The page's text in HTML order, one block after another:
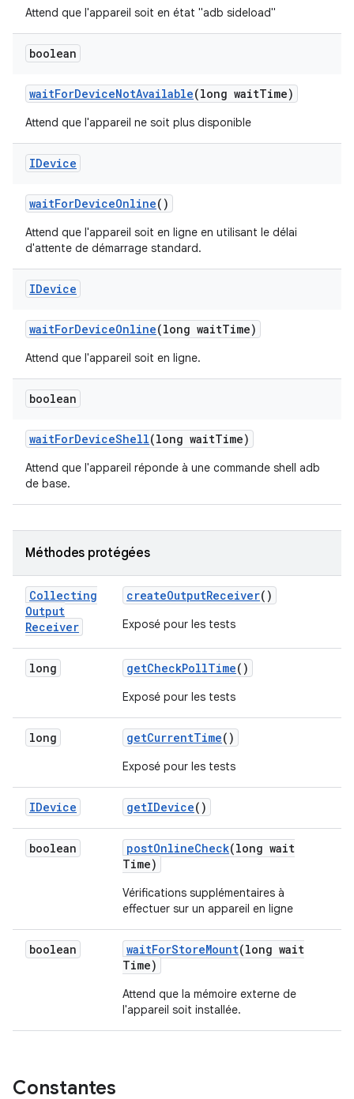
Attend que l'appareil soit en état "adb sideload"
boolean
waitForDeviceNotAvailable(long waitTime)
Attend que l'appareil ne soit plus disponible
IDevice
waitForDeviceOnline()
Attend que l'appareil soit en ligne en utilisant le délai
d'attente de démarrage standard.
IDevice
waitForDeviceOnline(long waitTime)
Attend que l'appareil soit en ligne.
boolean
waitForDeviceShell(long waitTime)
Attend que l'appareil réponde à une commande shell adb
de base.
Méthodes protégées
Collecting
Output
Receiver
createOutputReceiver()
Exposé pour les tests
long getCheckPollTime()
Exposé pour les tests
long getCurrentTime()
Exposé pour les tests
IDevice getIDevice()
boolean postOnlineCheck(long wait
Time)
Vérifications supplémentaires à
effectuer sur un appareil en ligne
boolean waitForStoreMount(long wait
Time)
Attend que la mémoire externe de
l'appareil soit installée.
Constantes